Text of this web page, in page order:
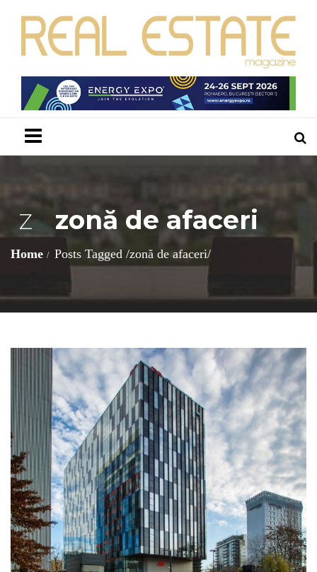
Z zonă de afaceri
Home Posts Tagged /zonă de afaceri/